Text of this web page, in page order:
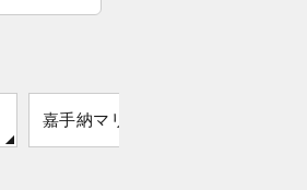
嘉手納マリーナ